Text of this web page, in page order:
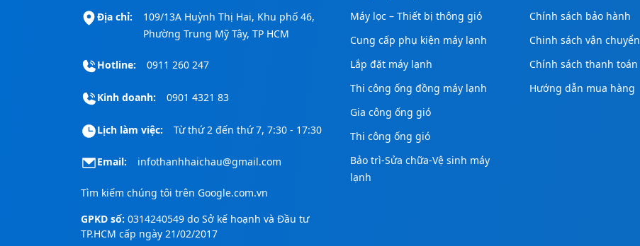
Địa chỉ:
109/13A Huỳnh Thị Hai, Khu phố 46,
Phường Trung Mỹ Tây, TP HCM
Hotline: 0911 260 247
Kinh doanh: 0901 4321 83
Lịch làm việc: Từ thứ 2 đến thứ 7, 7:30 - 17:30
Email: infothanhhaichau@gmail.com
Tìm kiếm chúng tôi trên Google.com.vn
GPKD số: 0314240549 do Sở kế hoạnh và Đầu tư
TP.HCM cấp ngày 21/02/2017
Máy lọc – Thiết bị thông gió
Cung cấp phụ kiện máy lạnh
Lắp đặt máy lạnh
Thi công ống đồng máy lạnh
Gia công ống gió
Thi công ống gió
Bảo trì-Sửa chữa-Vệ sinh máy
lạnh
Chính sách bảo hành
Chinh sách vận chuyển
Chính sách thanh toán
Hướng dẫn mua hàng